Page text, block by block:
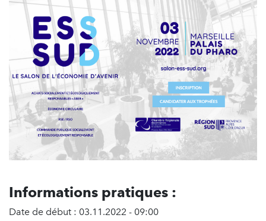
Informations pratiques :
Date de début : 03.11.2022 - 09:00